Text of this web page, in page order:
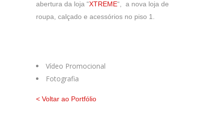
abertura da loja “XTREME“, a nova loja de
roupa, calçado e acessórios no piso 1.
Vídeo Promocional
Fotografia
< Voltar ao Portfólio